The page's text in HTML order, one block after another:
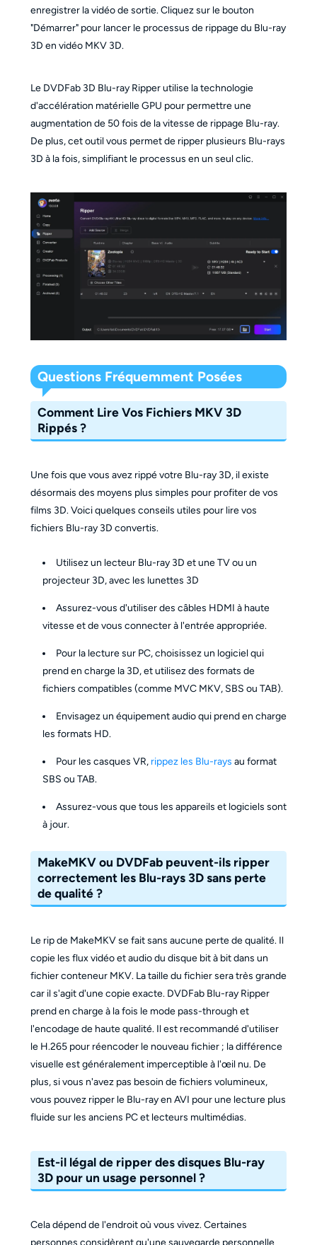
enregistrer la vidéo de sortie. Cliquez sur le bouton
"Démarrer" pour lancer le processus de rippage du Blu-ray
3D en vidéo MKV 3D.
Le DVDFab 3D Blu-ray Ripper utilise la technologie
d'accélération matérielle GPU pour permettre une
augmentation de 50 fois de la vitesse de rippage Blu-ray.
De plus, cet outil vous permet de ripper plusieurs Blu-rays
3D à la fois, simplifiant le processus en un seul clic.
Questions Fréquemment Posées
Comment Lire Vos Fichiers MKV 3D
Rippés ?
Une fois que vous avez rippé votre Blu-ray 3D, il existe
désormais des moyens plus simples pour profiter de vos
films 3D. Voici quelques conseils utiles pour lire vos
fichiers Blu-ray 3D convertis.
Utilisez un lecteur Blu-ray 3D et une TV ou un
projecteur 3D, avec les lunettes 3D
Assurez-vous d'utiliser des câbles HDMI à haute
vitesse et de vous connecter à l'entrée appropriée.
Pour la lecture sur PC, choisissez un logiciel qui
prend en charge la 3D, et utilisez des formats de
fichiers compatibles (comme MVC MKV, SBS ou TAB).
Envisagez un équipement audio qui prend en charge
les formats HD.
Pour les casques VR, rippez les Blu-rays au format
SBS ou TAB.
Assurez-vous que tous les appareils et logiciels sont
à jour.
MakeMKV ou DVDFab peuvent-ils ripper
correctement les Blu-rays 3D sans perte
de qualité ?
Le rip de MakeMKV se fait sans aucune perte de qualité. Il
copie les flux vidéo et audio du disque bit à bit dans un
fichier conteneur MKV. La taille du fichier sera très grande
car il s'agit d'une copie exacte. DVDFab Blu-ray Ripper
prend en charge à la fois le mode pass-through et
l'encodage de haute qualité. Il est recommandé d'utiliser
le H.265 pour réencoder le nouveau fichier ; la différence
visuelle est généralement imperceptible à l'œil nu. De
plus, si vous n'avez pas besoin de fichiers volumineux,
vous pouvez ripper le Blu-ray en AVI pour une lecture plus
fluide sur les anciens PC et lecteurs multimédias.
Est-il légal de ripper des disques Blu-ray
3D pour un usage personnel ?
Cela dépend de l'endroit où vous vivez. Certaines